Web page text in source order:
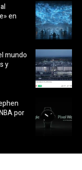
en
mundo
y
por